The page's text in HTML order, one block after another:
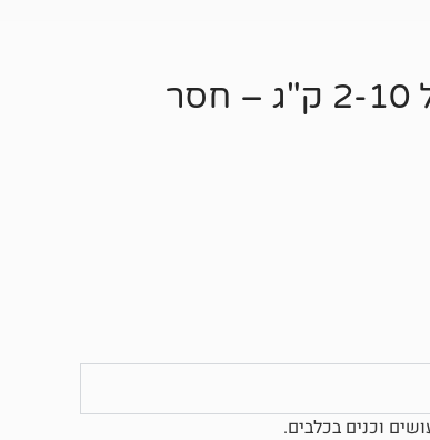
סרטיפקט 3 אמפולות לכלבים במשקל 2-10 ק"ג – חסר